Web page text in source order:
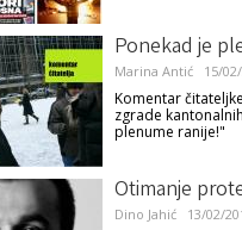
Ponekad je
Marina Antić 15/
Komentar
zgrade
plenume ranije!"
Otimanje
Dino Jahić 13/02/